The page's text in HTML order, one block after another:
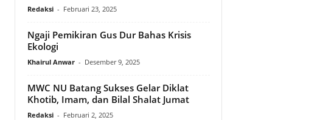
Redaksi - Februari 23, 2025
Ngaji Pemikiran Gus Dur Bahas Krisis
Ekologi
Khairul Anwar - Desember 9, 2025
MWC NU Batang Sukses Gelar Diklat
Khotib, Imam, dan Bilal Shalat Jumat
Redaksi - Februari 2, 2025